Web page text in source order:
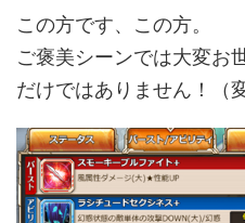
この方です、この方。
ご褒美シーンでは大変お
だけではありません！（